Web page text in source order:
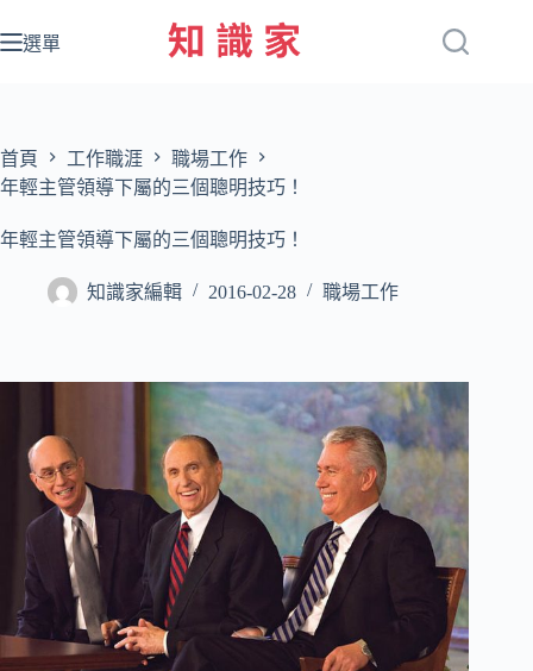
至
容
選單
首頁 工作職涯
職場工作
年輕主管領導下屬的三個聰明技巧！
年輕主管領導下屬的三個聰明技巧！
知識家編輯 2016-02-28 職場工作